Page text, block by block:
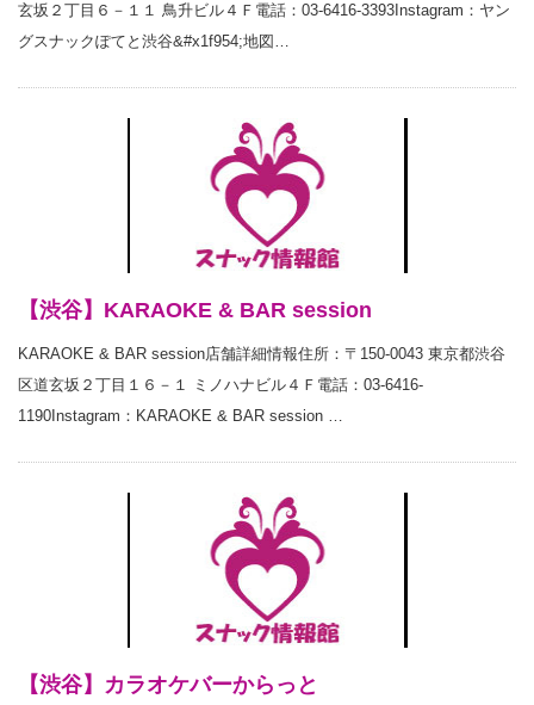
玄坂２丁目６－１１ 鳥升ビル４Ｆ電話：03-6416-3393Instagram：ヤン
グスナックぽてと渋谷&#x1f954;地図…
【渋谷】KARAOKE & BAR session
KARAOKE & BAR session店舗詳細情報住所：〒150-0043 東京都渋谷
区道玄坂２丁目１６－１ ミノハナビル４Ｆ電話：03-6416-
1190Instagram：KARAOKE & BAR session …
【渋谷】カラオケバーからっと